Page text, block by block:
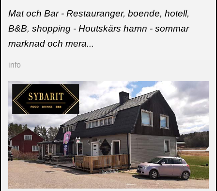
Mat och Bar - Restauranger, boende, hotell,
B&B, shopping - Houtskärs hamn - sommar
marknad och mera...
info